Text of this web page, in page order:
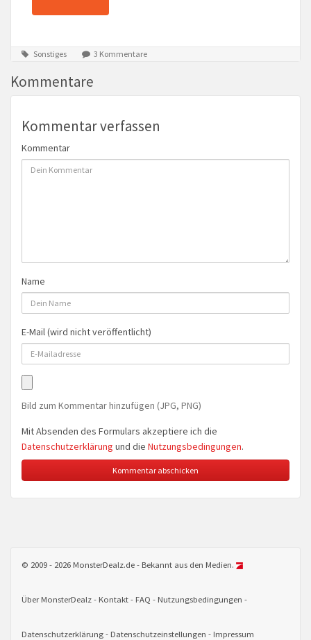
Sonstiges 3 Kommentare
Kommentare
Kommentar verfassen
Kommentar
Name
E-Mail (wird nicht veröffentlicht)
Bild zum Kommentar hinzufügen (JPG, PNG)
Mit Absenden des Formulars akzeptiere ich die
Datenschutzerklärung und die Nutzungsbedingungen.
© 2009 - 2026 MonsterDealz.de - Bekannt aus den Medien.
Über MonsterDealz Kontakt FAQ Nutzungsbedingungen
Datenschutzerklärung Datenschutzeinstellungen Impressum